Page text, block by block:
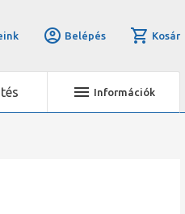
Belépés Kosár
Információk